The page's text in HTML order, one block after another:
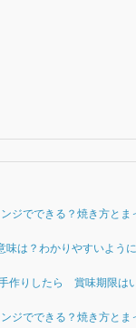
ジでできる？焼き方とま
味は？わかりやすいよう
作りしたら 賞味期限は
ジでできる？焼き方とま